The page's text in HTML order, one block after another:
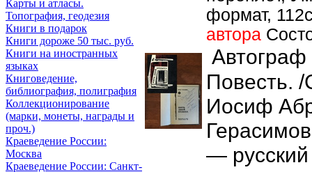
Карты и атласы.
Топография, геодезия
Книги в подарок
Книги дороже 50 тыс. руб.
Книги на иностранных
языках
Книговедение,
библиография, полиграфия
Коллекционирование
(марки, монеты, награды и
проч.)
Краеведение России:
Москва
Краеведение России: Санкт-
формат,
автора
Автограф
Повесть.
Иосиф
— русский